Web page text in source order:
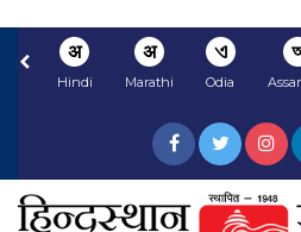
अ
Hindi
अ
Marathi
ଏ
Odia